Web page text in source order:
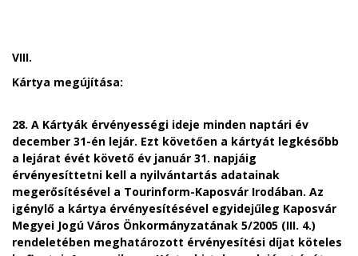
VIII.
Kártya megújítása:
28. A Kártyák érvényességi ideje minden naptári év
december 31-én lejár. Ezt követően a kártyát legkésőbb
a lejárat évét követő év január 31. napjáig
érvényesíttetni kell a nyilvántartás adatainak
megerősítésével a Tourinform-Kaposvár Irodában. Az
igénylő a kártya érvényesítésével egyidejűleg Kaposvár
Megyei Jogú Város Önkormányzatának 5/2005 (III. 4.)
rendeletében meghatározott érvényesítési díjat köteles